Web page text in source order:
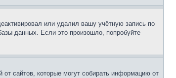
или удалил вашу учётную запись по
данных. Если это произошло, попробуйте
сайтов, которые могут собирать информацию от